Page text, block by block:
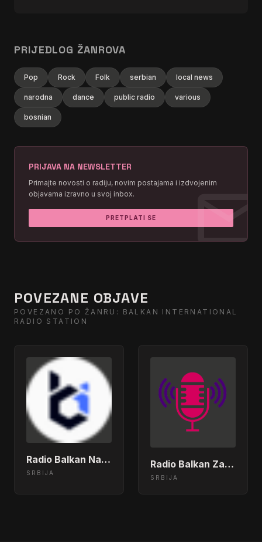
PRIJEDLOG ŽANROVA
Pop Rock Folk serbian local news
narodna dance public radio various
bosnian
PRIJAVA NA NEWSLETTER
Primajte novosti o radiju, novim postajama i izdvojenim
objavama izravno u svoj inbox.
PRETPLATI SE
POVEZANE OBJAVE
POVEZANO PO ŽANRU: BALKAN INTERNATIONAL
RADIO STATION
Radio Balkan Narodna
SRBIJA
Radio Balkan Zabavna
SRBIJA